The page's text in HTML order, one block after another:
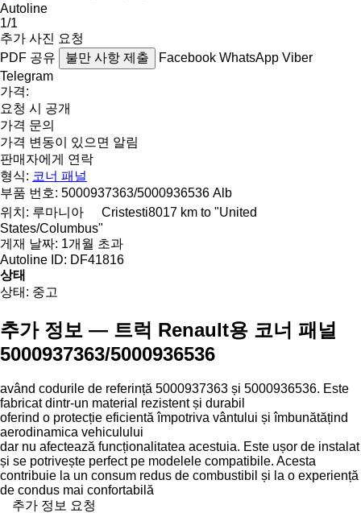
1/1
추가 사진 요청
PDF 공유 불만 사항 제출 Facebook WhatsApp Viber
Telegram
가격:
요청 시 공개
가격 문의
가격 변동이 있으면 알림
판매자에게 연락
형식: 코너 패널
부품 번호: 5000937363/5000936536 Alb
위치: 루마니아 Cristesti8017 km to "United
States/Columbus"
게재 날짜: 1개월 초과
Autoline ID: DF41816
상태
상태: 중고
추가 정보 — 트럭 Renault용 코너 패널
5000937363/5000936536
având codurile de referință 5000937363 și 5000936536. Este
fabricat dintr-un material rezistent și durabil
oferind o protecție eficientă împotriva vântului și îmbunătățind
aerodinamica vehiculului
dar nu afectează funcționalitatea acestuia. Este ușor de instalat
și se potrivește perfect pe modelele compatibile. Acesta
contribuie la un consum redus de combustibil și la o experiență
de condus mai confortabilă
추가 정보 요청